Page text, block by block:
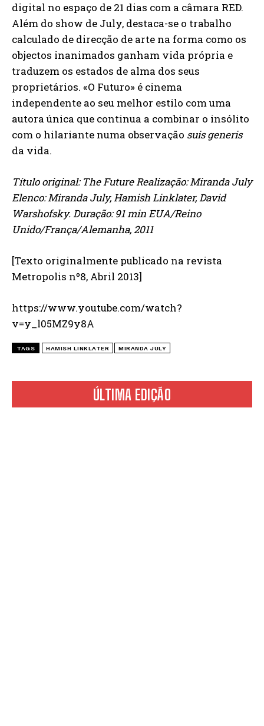
ÚLTIMA EDIÇÃO
digital no espaço de 21 dias com a câmara RED.
Além do show de July, destaca-se o trabalho
calculado de direcção de arte na forma como os
objectos inanimados ganham vida própria e
traduzem os estados de alma dos seus
proprietários. «O Futuro» é cinema
independente ao seu melhor estilo com uma
autora única que continua a combinar o insólito
com o hilariante numa observação suis generis
da vida.
Título original: The Future Realização: Miranda July
Elenco: Miranda July, Hamish Linklater, David
Warshofsky. Duração: 91 min EUA/Reino
Unido/França/Alemanha, 2011
[Texto originalmente publicado na revista
Metropolis nº8, Abril 2013]
https://www.youtube.com/watch?
v=y_l05MZ9y8A
TAGS HAMISH LINKLATER MIRANDA JULY